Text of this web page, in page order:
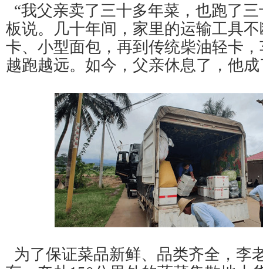
“我父亲卖了三十多年菜，也跑了
板说。几十年间，家里的运输工具
卡、小型面包，再到传统柴油轻卡
越跑越远。如今，父亲休息了，他成
为了保证菜品新鲜、品类齐全，李